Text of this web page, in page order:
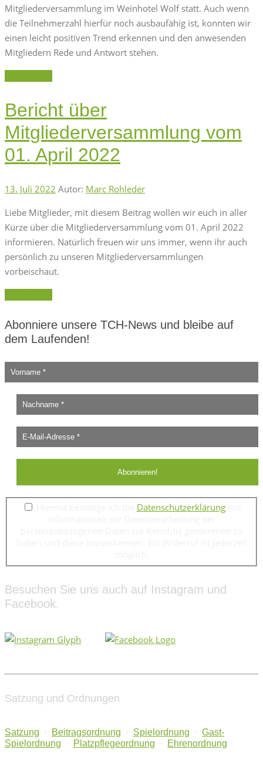
Mitgliederversammlung im Weinhotel Wolf statt. Auch wenn
die Teilnehmerzahl hierfür noch ausbaufähig ist, konnten wir
einen leicht positiven Trend erkennen und den anwesenden
Mitgliedern Rede und Antwort stehen.
Bericht über
Mitgliederversammlung vom
01. April 2022
13. Juli 2022 Autor: Marc Rohleder
Liebe Mitglieder, mit diesem Beitrag wollen wir euch in aller
Kürze über die Mitgliederversammlung vom 01. April 2022
informieren. Natürlich freuen wir uns immer, wenn ihr auch
persönlich zu unseren Mitgliederversammlungen
vorbeischaut.
Abonniere unsere TCH-News und bleibe auf
dem Laufenden!
Datenschutzerklärungmit
Besuchen Sie uns auch auf Instagram und
Facebook.
Satzung und Ordnungen
Satzung · Beitragsordnung · Spielordnung · Gast-
Spielordnung
· Platzpflegeordnung · Ehrenordnung